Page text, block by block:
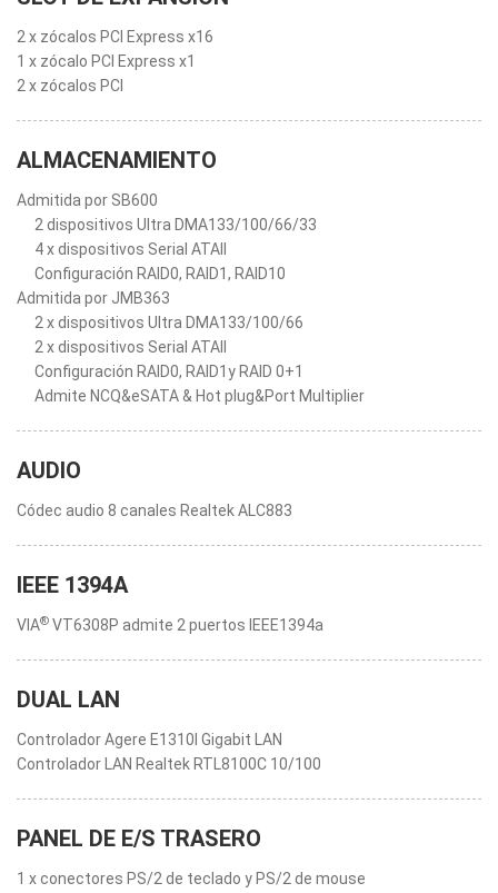
2 x zócalos PCI Express x16
1 x zócalo PCI Express x1
2 x zócalos PCI
ALMACENAMIENTO
Admitida por SB600
2 dispositivos Ultra DMA133/100/66/33
4 x dispositivos Serial ATAII
Configuración RAID0, RAID1, RAID10
Admitida por JMB363
2 x dispositivos Ultra DMA133/100/66
2 x dispositivos Serial ATAII
Configuración RAID0, RAID1y RAID 0+1
Admite NCQ&eSATA & Hot plug&Port Multiplier
AUDIO
Códec audio 8 canales Realtek ALC883
IEEE 1394A
VIA® VT6308P admite 2 puertos IEEE1394a
DUAL LAN
Controlador Agere E1310I Gigabit LAN
Controlador LAN Realtek RTL8100C 10/100
PANEL DE E/S TRASERO
1 x conectores PS/2 de teclado y PS/2 de mouse